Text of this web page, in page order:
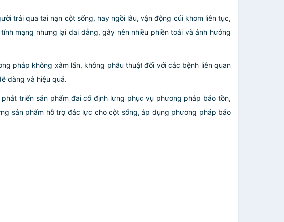
trải qua tai nạn cột sống, hay ngồi lâu, vận động cúi khom liên tục,
mạng nhưng lại dai dẳng, gây nên nhiều phiền toái và ảnh hưởng
pháp không xâm lấn, không phẫu thuật đối với các bệnh liên quan
dàng và hiệu quả.
triển sản phẩm đai cố định lưng phục vụ phương pháp bảo tồn,
sản phẩm hỗ trợ đắc lực cho cột sống, áp dụng phương pháp bảo